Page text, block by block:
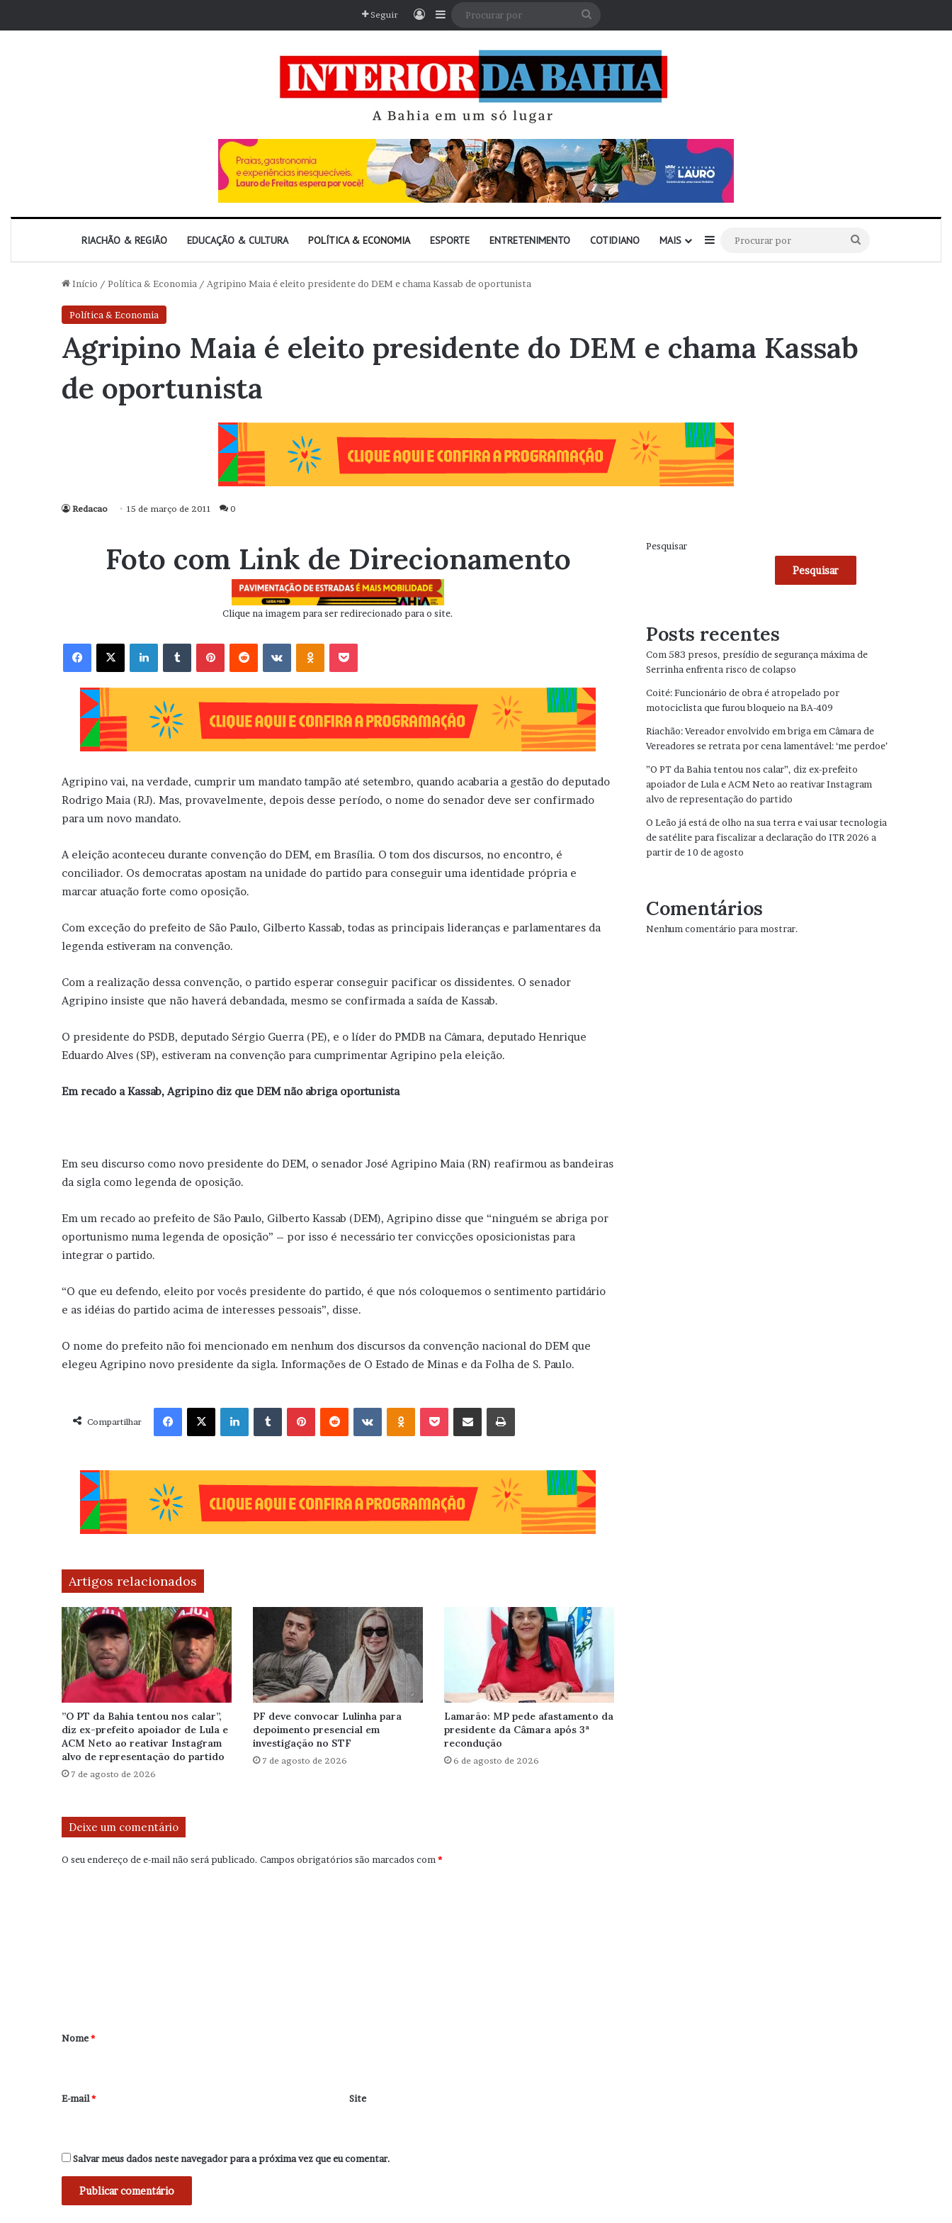
Seguir EntrarBarra Lateral
RIACHÃO & REGIÃO EDUCAÇÃO & CULTURA POLÍTICA & ECONOMIA ESPORTE ENTRETENIMENTO COTIDIANO MAIS Barra Lateral
por
Início / Política & Economia / Agripino Maia é eleito presidente do DEM e chama Kassab de oportunista
Política & Economia
Agripino Maia é eleito presidente do DEM e chama Kassab
de oportunista
Redacao 15 de março de 2011 0
Foto com Link de Direcionamento
Clique na imagem para ser redirecionado para o site.
Facebook X Linkedin VK OK
Agripino vai, na verdade, cumprir um mandato tampão até setembro, quando acabaria a gestão do deputado
Rodrigo Maia (RJ). Mas, provavelmente, depois desse período, o nome do senador deve ser confirmado
para um novo mandato.
A eleição aconteceu durante convenção do DEM, em Brasília. O tom dos discursos, no encontro, é
conciliador. Os democratas apostam na unidade do partido para conseguir uma identidade própria e
marcar atuação forte como oposição.
Com exceção do prefeito de São Paulo, Gilberto Kassab, todas as principais lideranças e parlamentares da
legenda estiveram na convenção.
Com a realização dessa convenção, o partido esperar conseguir pacificar os dissidentes. O senador
Agripino insiste que não haverá debandada, mesmo se confirmada a saída de Kassab.
O presidente do PSDB, deputado Sérgio Guerra (PE), e o líder do PMDB na Câmara, deputado Henrique
Eduardo Alves (SP), estiveram na convenção para cumprimentar Agripino pela eleição.
Em recado a Kassab, Agripino diz que DEM não abriga oportunista
Em seu discurso como novo presidente do DEM, o senador José Agripino Maia (RN) reafirmou as bandeiras
da sigla como legenda de oposição.
Em um recado ao prefeito de São Paulo, Gilberto Kassab (DEM), Agripino disse que “ninguém se abriga por
oportunismo numa legenda de oposição” – por isso é necessário ter convicções oposicionistas para
integrar o partido.
“O que eu defendo, eleito por vocês presidente do partido, é que nós coloquemos o sentimento partidário
e as idéias do partido acima de interesses pessoais”, disse.
O nome do prefeito não foi mencionado em nenhum dos discursos da convenção nacional do DEM que
elegeu Agripino novo presidente da sigla. Informações de O Estado de Minas e da Folha de S. Paulo.
Compartilhar
Facebook X Linkedin VK OK
Artigos relacionados
”O PT da Bahia tentou nos calar”,
diz ex-prefeito apoiador de Lula e
ACM Neto ao reativar Instagram
alvo de representação do partido
7 de agosto de 2026
PF deve convocar Lulinha para
depoimento presencial em
investigação no STF
7 de agosto de 2026
Lamarão: MP pede afastamento da
presidente da Câmara após 3ª
recondução
6 de agosto de 2026
Deixe um comentário
O seu endereço de e-mail não será publicado. Campos obrigatórios são marcados com*
r
*
Nome*
E-mail* Site
Salvar meus dados neste navegador para a próxima vez que eu comentar.
Pesquisar
Pesquisar
Posts recentes
Com 583 presos, presídio de segurança máxima de
Serrinha enfrenta risco de colapso
Coité: Funcionário de obra é atropelado por
motociclista que furou bloqueio na BA-409
Riachão: Vereador envolvido em briga em Câmara de
Vereadores se retrata por cena lamentável: ‘me perdoe’
”O PT da Bahia tentou nos calar”, diz ex-prefeito
apoiador de Lula e ACM Neto ao reativar Instagram
alvo de representação do partido
O Leão já está de olho na sua terra e vai usar tecnologia
de satélite para fiscalizar a declaração do ITR 2026 a
partir de 10 de agosto
Comentários
Nenhum comentário para mostrar.